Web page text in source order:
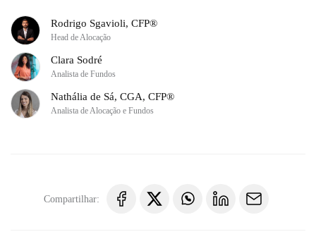
Rodrigo Sgavioli, CFP®
Head de Alocação
Clara Sodré
Analista de Fundos
Nathália de Sá, CGA, CFP®
Analista de Alocação e Fundos
Compartilhar: